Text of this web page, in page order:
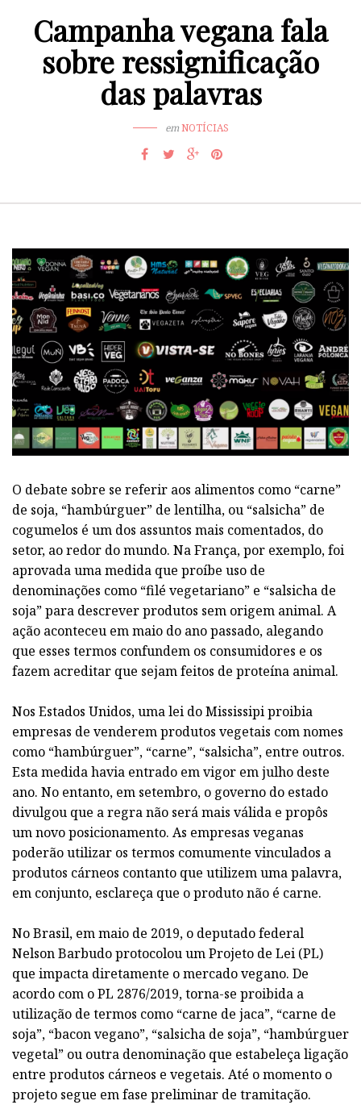
Campanha vegana fala
sobre ressignificação
das palavras
emNOTÍCIAS
O debate sobre se referir aos alimentos como “carne”
de soja, “hambúrguer” de lentilha, ou “salsicha” de
cogumelos é um dos assuntos mais comentados, do
setor, ao redor do mundo. Na França, por exemplo, foi
aprovada uma medida que proíbe uso de
denominações como “filé vegetariano” e “salsicha de
soja” para descrever produtos sem origem animal. A
ação aconteceu em maio do ano passado, alegando
que esses termos confundem os consumidores e os
fazem acreditar que sejam feitos de proteína animal.
Nos Estados Unidos, uma lei do Mississipi proibia
empresas de venderem produtos vegetais com nomes
como “hambúrguer”, “carne”, “salsicha”, entre outros.
Esta medida havia entrado em vigor em julho deste
ano. No entanto, em setembro, o governo do estado
divulgou que a regra não será mais válida e propôs
um novo posicionamento. As empresas veganas
poderão utilizar os termos comumente vinculados a
produtos cárneos contanto que utilizem uma palavra,
em conjunto, esclareça que o produto não é carne.
No Brasil, em maio de 2019, o deputado federal
Nelson Barbudo protocolou um Projeto de Lei (PL)
que impacta diretamente o mercado vegano. De
acordo com o PL 2876/2019, torna-se proibida a
utilização de termos como “carne de jaca”, “carne de
soja”, “bacon vegano”, “salsicha de soja”, “hambúrguer
vegetal” ou outra denominação que estabeleça ligação
entre produtos cárneos e vegetais. Até o momento o
projeto segue em fase preliminar de tramitação.